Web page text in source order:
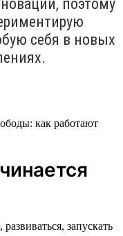
поэтому
себя в новых
запускать